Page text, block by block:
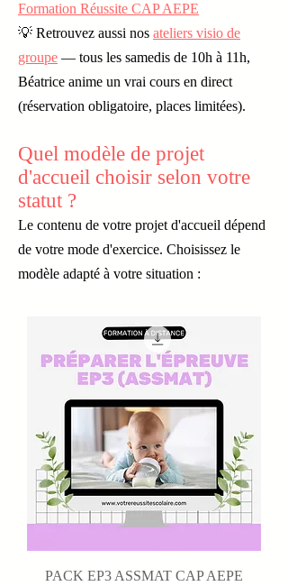
Formation Réussite CAP AEPE
💡 Retrouvez aussi nos ateliers visio de
groupe — tous les samedis de 10h à 11h,
Béatrice anime un vrai cours en direct
(réservation obligatoire, places limitées).
Quel modèle de projet
d'accueil choisir selon votre
statut ?
Le contenu de votre projet d'accueil dépend
de votre mode d'exercice. Choisissez le
modèle adapté à votre situation :
PACK EP3 ASSMAT CAP AEPE